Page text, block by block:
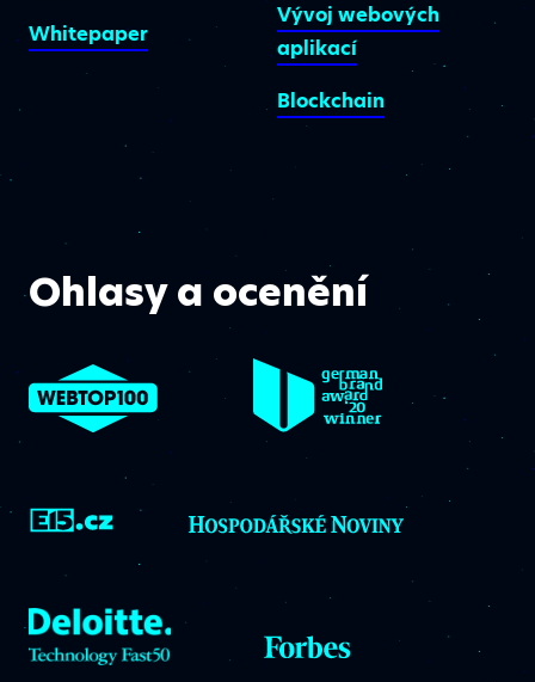
Whitepaper
Vývoj webových
aplikací
Blockchain
Ohlasy a ocenění